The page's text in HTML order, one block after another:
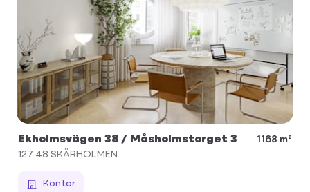
Ekholmsvägen 38 / Måsholmstorget 3
1168 m²
127 48 SKÄRHOLMEN
Kontor